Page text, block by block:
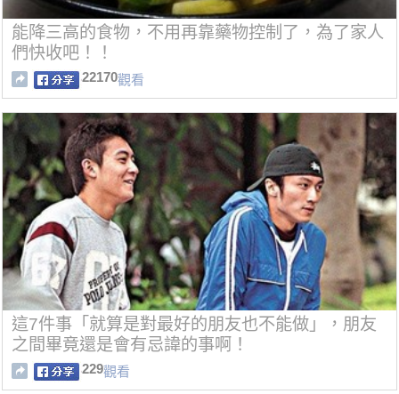
能降三高的食物，不用再靠藥物控制了，為了家人
們快收吧！！
22170觀看
這7件事「就算是對最好的朋友也不能做」，朋友
之間畢竟還是會有忌諱的事啊！
229觀看